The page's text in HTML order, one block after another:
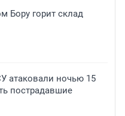
Бору горит склад
атаковали ночью 15
пострадавшие